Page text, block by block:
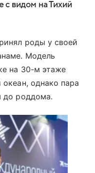
с видом на Тихий
роды у своей
Модель
на 30-м этаже
однако пара
до роддома.